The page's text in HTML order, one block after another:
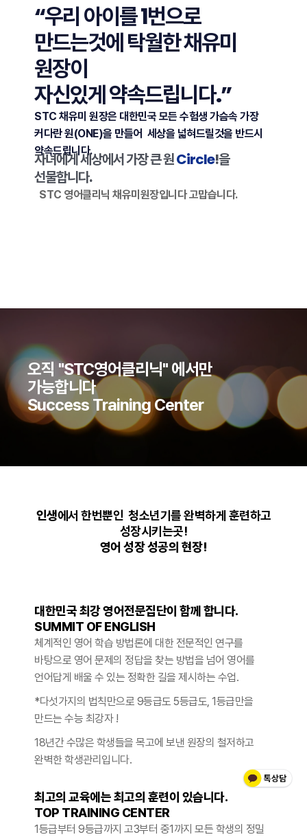
“우리 아이를 1번으로
만드는것에 탁월한 채유미
원장이
자신있게 약속드립니다.”
STC 채유미 원장은 대한민국 모든 수험생 가슴속 가장
커다란 원(ONE)을 만들어 세상을 넓혀드릴것을 반드시
약속드립니다.
자녀에게 세상에서 가장 큰 원Circle!을
선물합니다.
STC 영어클리닉 채유미원장입니다 고맙습니다.
오직 "STC영어클리닉" 에서만
가능합니다
Success Training Center
인생에서 한번뿐인 청소년기를 완벽하게 훈련하고
성장시키는곳!
영어 성장 성공의 현장!
대한민국 최강 영어전문집단이 함께 합니다.
SUMMIT OF ENGLISH
체계적인 영어 학습 방법론에 대한 전문적인 연구를
바탕으로 영어 문제의 정답을 찾는 방법을 넘어 영어를
언어답게 배울 수 있는 정확한 길을 제시하는 수업.
*다섯가지의 법칙만으로 9등급도 5등급도, 1등급만을
만드는 수능 최강자 !
18년간 수많은 학생들을 목고에 보낸 원장의 철저하고
완벽한 학생관리 입니다.
최고의 교육에는 최고의 훈련이 있습니다.
TOP TRAINING CENTER
1등급부터 9등급까지 고3부터 중1까지 모든 학생의 정밀